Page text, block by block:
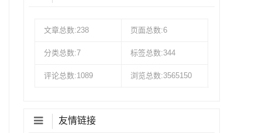
文章总数:238 页面总数:6
分类总数:7 标签总数:344
评论总数:1089 浏览总数:3565150
友情链接